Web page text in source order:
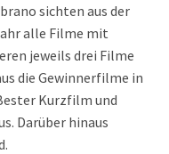
sichten aus der
alle Filme mit
jeweils drei Filme
die Gewinnerfilme in
Kurzfilm und
Darüber hinaus